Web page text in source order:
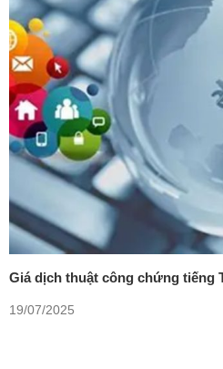
Giá dịch thuật công chứng tiếng
19/07/2025